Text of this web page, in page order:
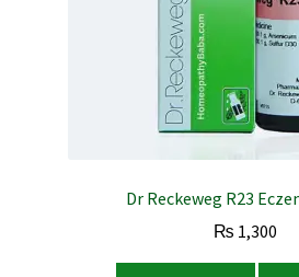
Dr Reckeweg R23
₨ 1,300